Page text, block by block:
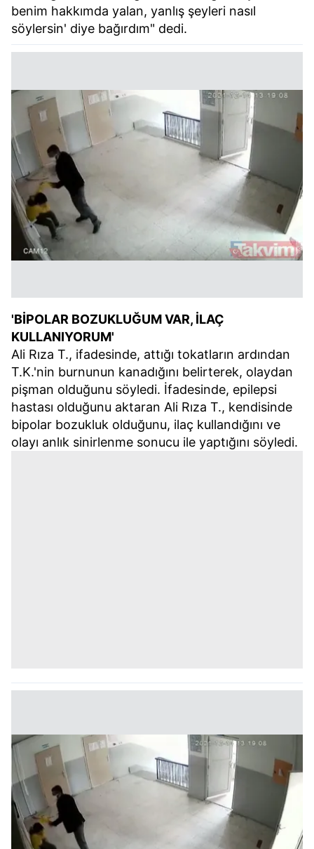
benim hakkımda yalan, yanlış şeyleri nasıl
söylersin' diye bağırdım" dedi.
'BİPOLAR BOZUKLUĞUM VAR, İLAÇ
KULLANIYORUM'
Ali Rıza T., ifadesinde, attığı tokatların ardından
T.K.'nin burnunun kanadığını belirterek, olaydan
pişman olduğunu söyledi. İfadesinde, epilepsi
hastası olduğunu aktaran Ali Rıza T., kendisinde
bipolar bozukluk olduğunu, ilaç kullandığını ve
olayı anlık sinirlenme sonucu ile yaptığını söyledi.